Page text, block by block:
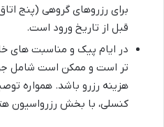
قبل از تاریخ ورود است.
در ایام پیک و مناسبت های
تر است و ممکن است شامل
هزینه رزرو باشد. همواره
کنسلی، با بخش رزرواسیون